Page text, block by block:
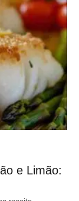
e Limão: